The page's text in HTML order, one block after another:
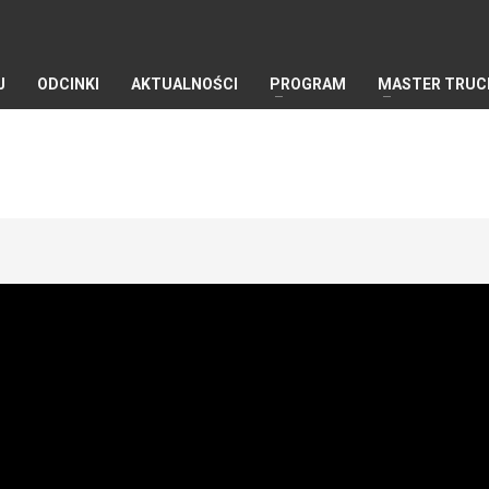
ODCINKI AKTUALNOŚCI PROGRAM MASTER